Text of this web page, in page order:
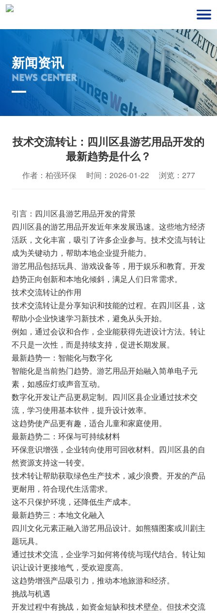
新闻资讯
NEWS CENTER
技术交流转让：四川区县游艺用品开发的
最新趋势是什么？
作者：柏强环保 时间：2026-01-22 浏览：277
引言：四川区县游艺用品开发的背景
四川区县的游艺用品开发近年来发展迅速。这些地方经济
活跃，文化丰富，吸引了许多企业参与。技术交流与转让
成为关键动力，帮助本地企业提升能力。
游艺用品包括玩具、游戏设备等，用于娱乐和教育。开发
趋势正向创新和本地化倾斜，满足人们日常需求。
技术交流转让的作用
技术交流转让是分享知识和技能的过程。在四川区县，这
帮助小企业快速学习新技术，避免从头开始。
例如，通过会议和合作，企业能获得先进设计方法。转让
不只是一次性，而是持续支持，促进长期发展。
最新趋势一：智能化与数字化
智能化是当前热门趋势。游艺用品开始融入简单电子元
素，如感应灯或声音互动。
数字化开发让产品更易定制。四川区县企业通过技术交
流，学习使用基本软件，提升设计效率。
这趋势使产品更有趣，适合儿童和家庭使用。
最新趋势二：环保与可持续材料
环保意识增强，企业转向使用可回收材料。四川区县的自
然资源支持这一转变。
技术转让帮助获取绿色生产技术，减少浪费。开发的产品
更耐用，符合现代生活需求。
这不只保护环境，还降低生产成本。
最新趋势三：本地文化融入
四川文化元素正融入游艺用品设计。如熊猫图案或川剧主
题玩具。
通过技术交流，企业学习如何将传统与现代结合。转让知
识让设计更接地气，受欢迎度高。
这趋势增强产品吸引力，推动本地旅游和经济。
挑战与机遇
开发过程中有挑战，如资金短缺和技术壁垒。但技术交流